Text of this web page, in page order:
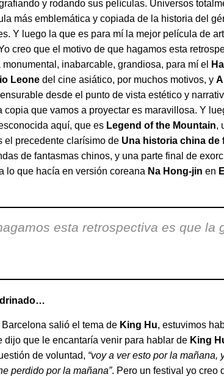
y rodando sus películas. Universos
más emblemática y copiada de la historia del
Y luego la que es para mí la mejor película de
creo que el motivo de que hagamos esta
monumental, inabarcable, grandiosa, para mí el
Leone del cine asiático, por muchos motivos, y
desde el punto de vista estético y
que vamos a proyectar es maravillosa. Y
aquí, que es Legend of the Mountain,
el precedente clarísimo de Una historia china de
de fantasmas chinos, y una parte final de
lo que hacía en versión coreana Na Hong-jin en
esta retrospectiva es que la
salió el tema de King Hu, estuvimos
dijo que le encantaría venir para hablar de King
de voluntad, “voy a ver esto por la mañana,
perdido por la mañana”. Pero un festival yo creo